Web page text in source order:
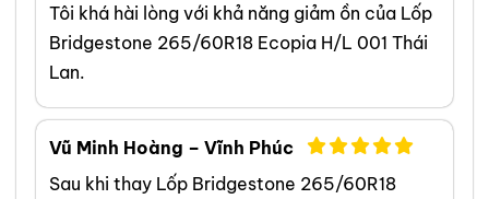
phân tích và giải thích các yếu tố
quan trọng của lốp xe, bao gồm
xe và loại xe cụ thể. Tôi là một
chuyên gia ô tô được chứng nhận
Tôi khá hài lòng với khả năng giảm ồn của Lốp
Bridgestone 265/60R18 Ecopia H/L 001 Thái
Lan.
Vũ Minh Hoàng – Vĩnh Phúc
Sau khi thay Lốp Bridgestone 265/60R18